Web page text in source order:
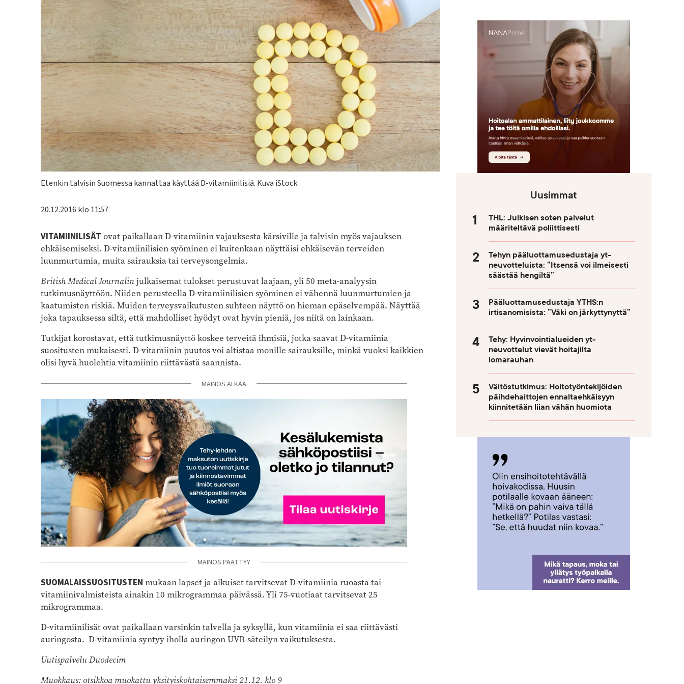
Kuvateksti
Etenkin talvisin Suomessa kannattaa käyttää D-vitamiinilisiä. Kuva iStock.
20.12.2016 klo 11:57
VITAMIINILISÄT ovat paikallaan D-vitamiinin vajauksesta kärsiville ja talvisin myös vajauksen
ehkäisemiseksi. D-vitamiinilisien syöminen ei kuitenkaan näyttäisi ehkäisevän terveiden
luunmurtumia, muita sairauksia tai terveysongelmia.
British Medical Journalinjulkaisemat tulokset perustuvat laajaan, yli 50 meta-analyysin
tutkimusnäyttöön. Niiden perusteella D-vitamiinilisien syöminen ei vähennä luunmurtumien ja
kaatumisten riskiä. Muiden terveysvaikutusten suhteen näyttö on hieman epäselvempää. Näyttää
joka tapauksessa siltä, että mahdolliset hyödyt ovat hyvin pieniä, jos niitä on lainkaan.
Tutkijat korostavat, että tutkimusnäyttö koskee terveitä ihmisiä, jotka saavat D-vitamiinia
suositusten mukaisesti. D-vitamiinin puutos voi altistaa monille sairauksille, minkä vuoksi kaikkien
olisi hyvä huolehtia vitamiinin riittävästä saannista.
MAINOS ALKAA
MAINOS PÄÄTTYY
SUOMALAISSUOSITUSTEN mukaan lapset ja aikuiset tarvitsevat D-vitamiinia ruoasta tai
vitamiinivalmisteista ainakin 10 mikrogrammaa päivässä. Yli 75-vuotiaat tarvitsevat 25
mikrogrammaa.
D-vitamiinilisät ovat paikallaan varsinkin talvella ja syksyllä, kun vitamiinia ei saa riittävästi
auringosta. D-vitamiinia syntyy iholla auringon UVB-säteilyn vaikutuksesta.
Uutispalvelu Duodecim
Muokkaus: otsikkoa muokattu yksityiskohtaisemmaksi 21.12. klo 9
Uusimmat
THL: Julkisen soten palvelut
määriteltävä poliittisesti
Tehyn pääluottamusedustaja yt-
neuvotteluista: ”Itsensä voi ilmeisesti
säästää hengiltä”
Pääluottamusedustaja YTHS:n
irtisanomisista: ”Väki on järkyttynyttä”
Tehy: Hyvinvointialueiden yt-
neuvottelut vievät hoitajilta
lomarauhan
Väitöstutkimus: Hoitotyöntekijöiden
päihdehaittojen ennaltaehkäisyyn
kiinnitetään liian vähän huomiota